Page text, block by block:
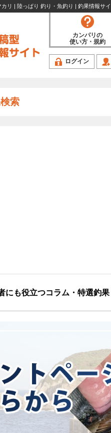
リ | 陸っぱり 釣り・魚釣り | 釣果情報サ
カンパリの
使い方・規約
ログイン
索
にも役立つコラム・特選釣